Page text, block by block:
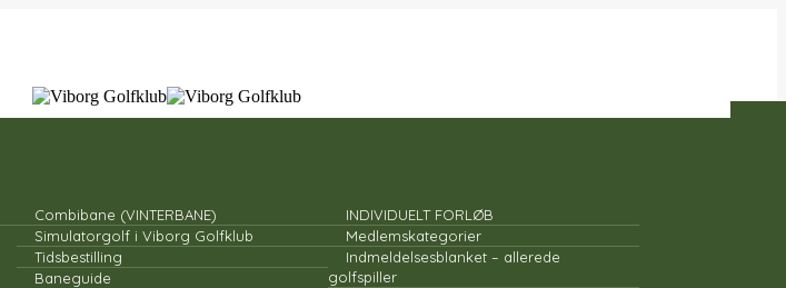
Combibane (VINTERBANE)
Simulatorgolf i Viborg Golfklub
Tidsbestilling
Baneguide
INDIVIDUELT FORLØB
Medlemskategorier
Indmeldelsesblanket – allerede
golfspiller